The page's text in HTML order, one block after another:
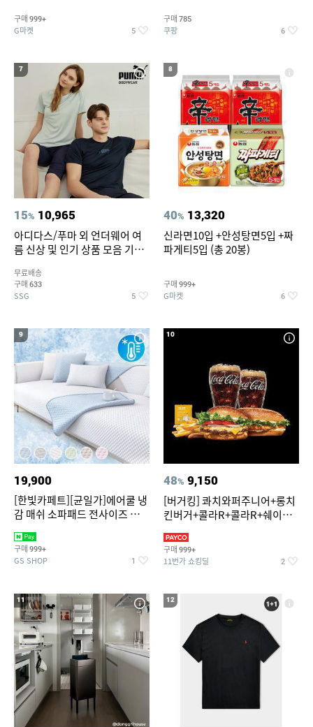
구매 999+
G마켓 5
구매 785
쿠팡 6
7
15% 10,965
아디다스/푸마 외 언더웨어 여
름 신상 및 인기 상품 모음 기획
무료배송
구매 633
SSG 5
8
40% 13,320
신라면10입 +안성탕면5입 +짜
파게티5입 (총 20봉)
구매 999+
G마켓 6
9
19,900
[한빛카페트][균일가]에어쿨 냉
감 매쉬 소파패드 전사이즈 균일
구매 999+
GS SHOP 1
10
48% 9,150
[버거킹] 콰치와퍼주니어+롱치
킨버거+콜라R+콜라R+쉐이킹
구매 999+
11번가 쇼킹딜 2
11 12